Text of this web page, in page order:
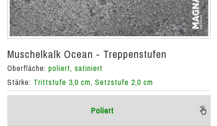
Muschelkalk Ocean - Treppenstufen
Oberfläche: poliert, satiniert
Stärke: Trittstufe 3,0 cm, Setzstufe 2,0 cm
Poliert